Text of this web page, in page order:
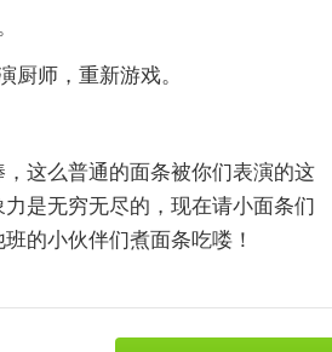
厨师，重新游戏。
这么普通的面条被你们表演的这
是无穷无尽的，现在请小面条们
的小伙伴们煮面条吃喽！